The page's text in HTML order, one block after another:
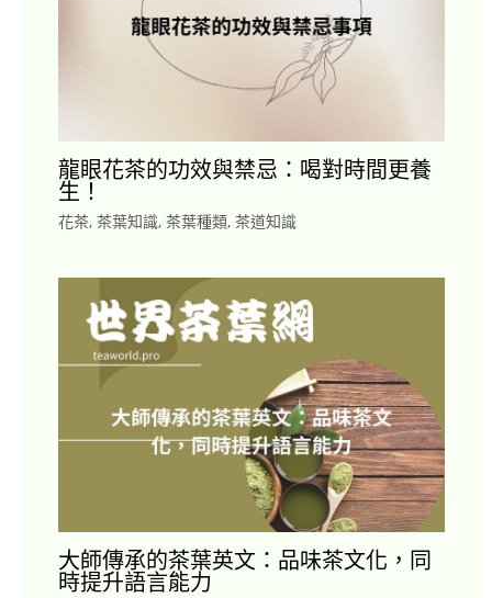
龍眼花茶的功效與禁忌：喝對時間更養
生！
花茶, 茶葉知識, 茶葉種類, 茶道知識
大師傳承的茶葉英文：品味茶文化，同
時提升語言能力